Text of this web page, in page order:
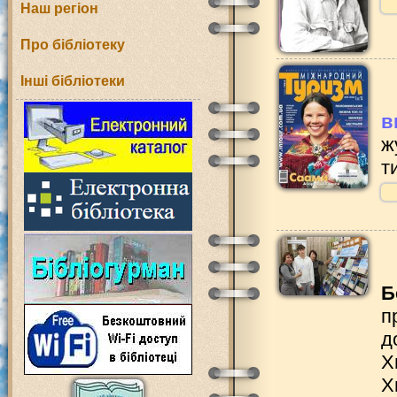
Наш регіон
Про бібліотеку
Інші бібліотеки